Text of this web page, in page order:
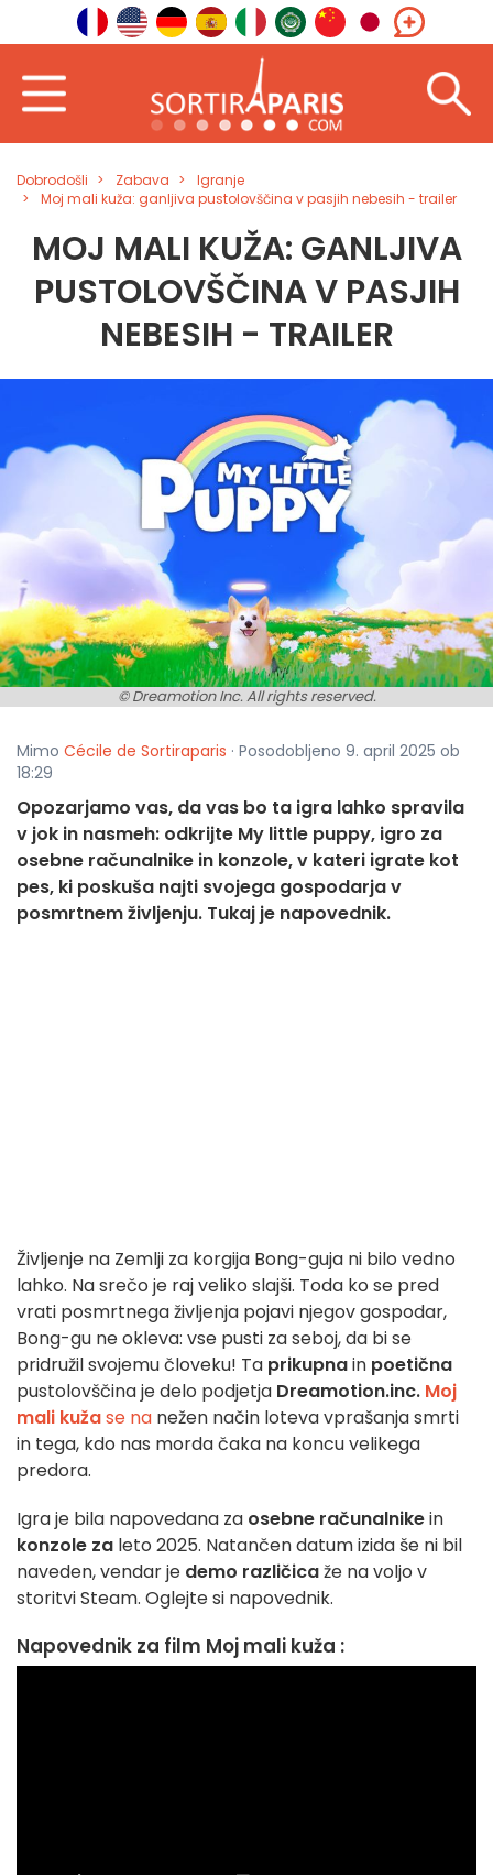
Dobrodošli Zabava
Igranje
Moj mali kuža: ganljiva pustolovščina v pasjih nebesih - trailer
MOJ MALI KUŽA: GANLJIVA
PUSTOLOVŠČINA V PASJIH
NEBESIH - TRAILER
© Dreamotion Inc. All rights reserved.
Mimo Cécile de Sortiraparis · Posodobljeno 9. april 2025 ob
18:29
Opozarjamo vas, da vas bo ta igra lahko spravila
v jok in nasmeh: odkrijte My little puppy, igro za
osebne računalnike in konzole, v kateri igrate kot
pes, ki poskuša najti svojega gospodarja v
posmrtnem življenju. Tukaj je napovednik.
Življenje na Zemlji za korgija Bong-guja ni bilo vedno
lahko. Na srečo je raj veliko slajši. Toda ko se pred
vrati posmrtnega življenja pojavi njegov gospodar,
Bong-gu ne okleva: vse pusti za seboj, da bi se
pridružil svojemu človeku! Ta prikupnain poetična
pustolovščina je delo podjetja Dreamotion.inc. Moj
mali kužase na nežen način loteva vprašanja smrti
in tega, kdo nas morda čaka na koncu velikega
predora.
Igra je bila napovedana za osebne računalnikein
konzole za leto 2025. Natančen datum izida še ni bil
naveden, vendar je demo različicaže na voljo v
storitvi Steam. Oglejte si napovednik.
Napovednik za film Moj mali kuža :